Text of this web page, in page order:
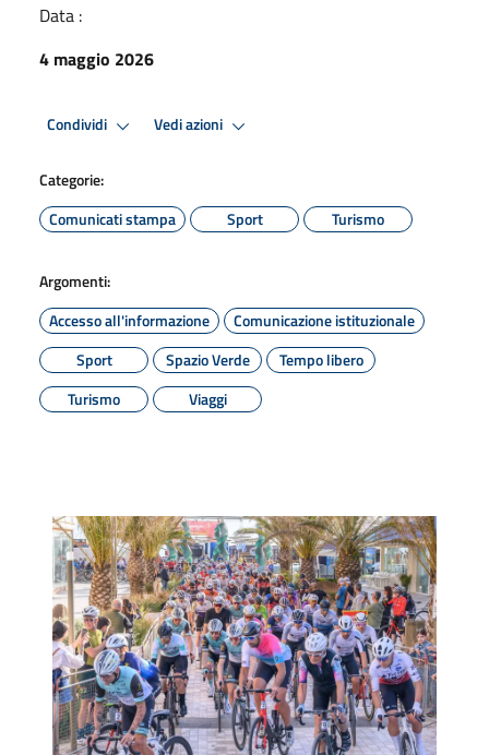
Data :
4 maggio 2026
Condividi Vedi azioni
Categorie:
Comunicati stampa
Sport Turismo
Argomenti:
Accesso all'informazione
Comunicazione istituzionale
Sport
Spazio Verde
Tempo libero
Turismo
Viaggi